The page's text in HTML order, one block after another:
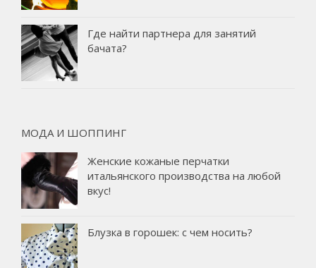
Где найти партнера для занятий
бачата?
МОДА И ШОППИНГ
Женские кожаные перчатки
итальянского производства на любой
вкус!
Блузка в горошек: с чем носить?